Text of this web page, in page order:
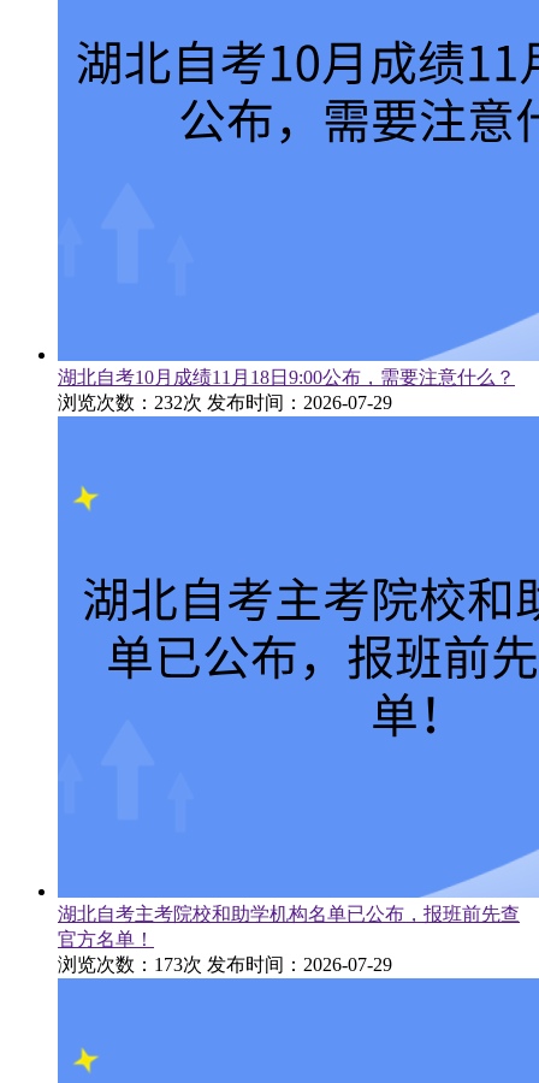
湖北自考10月成绩11月18日9:00公布，需要注意什么？
浏览次数：232次 发布时间：2026-07-29
湖北自考主考院校和助学机构名单已公布，报班前先查
官方名单！
浏览次数：173次 发布时间：2026-07-29